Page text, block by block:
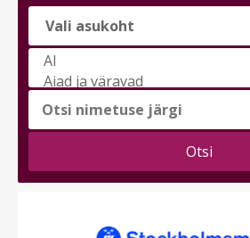
Vali
messi
teema
valida